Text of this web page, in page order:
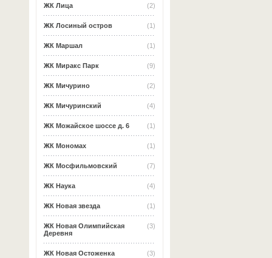
(2)
ЖК Лица
(1)
ЖК Лосиный остров
(1)
ЖК Маршал
(9)
ЖК Миракс Парк
(2)
ЖК Мичурино
(4)
ЖК Мичуринский
(1)
ЖК Можайское шоссе д. 6
(1)
ЖК Мономах
(7)
ЖК Мосфильмовский
(4)
ЖК Наука
(1)
ЖК Новая звезда
(3)
ЖК Новая Олимпийская
Деревня
(3)
ЖК Новая Остоженка